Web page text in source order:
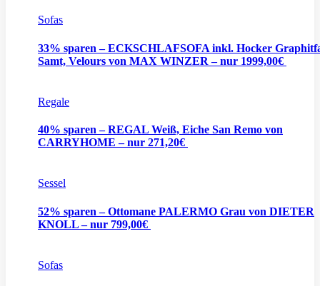
Sofas
33% sparen – ECKSCHLAFSOFA inkl. Hocker
Samt, Velours von MAX WINZER – nur 1999,00€
Regale
40% sparen – REGAL Weiß, Eiche San Remo von
CARRYHOME – nur 271,20€
Sessel
52% sparen – Ottomane PALERMO Grau von DIETER
KNOLL – nur 799,00€
Sofas